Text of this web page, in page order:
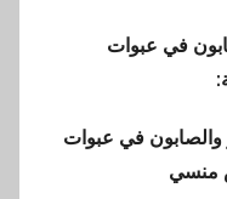
في عبوات
والصابون في عبوات
منسي